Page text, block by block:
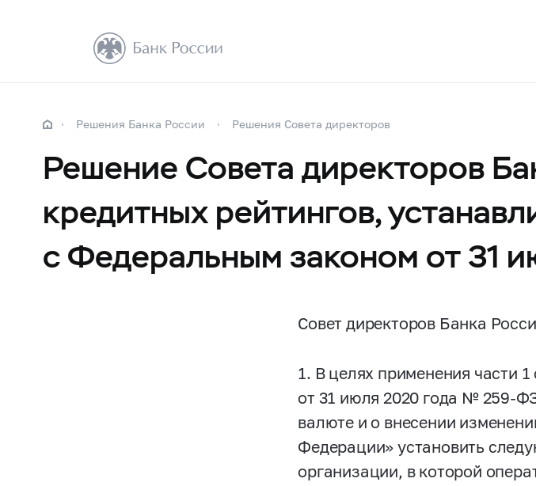
Решения Банка России Решения Совета директоров
Решение Совета директоров
кредитных рейтингов,
с Федеральным законом от 31
Совет директоров Банка
1. В целях применения части 1
от 31 июля 2020 года № 259-
валюте и о внесении
Федерации» установить
организации, в которой